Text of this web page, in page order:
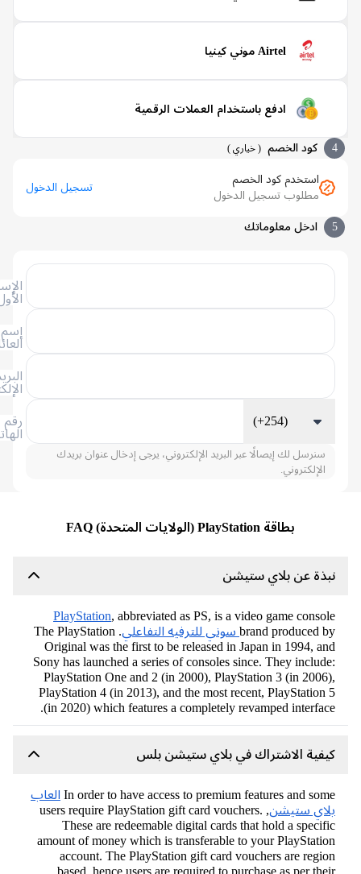
Airtel موني كينيا
ادفع باستخدام العملات الرقمية
كود الخصم (خياري )
استخدم كود الخصم
مطلوب تسجيل الدخول
تسجيل الدخول
ادخل معلوماتك
العائلة
الإلكتروني
الهاتف
(+254)
سنرسل لك إيصالًا عبر البريد الإلكتروني، يرجى إدخال عنوان بريدك
الإلكتروني.
بطاقة PlayStation (الولايات المتحدة) FAQ
عن بلاي ستيشن
PlayStation, abbreviated as PS, is a video game
brand produced سوني للترفيه التفاعلي . The PlayStation
Original was the first to be released in Japan in 1994,
Sony has launched a series of consoles since. They
PlayStation One and 2 (in 2000), PlayStation 3 (in
PlayStation 4 (in 2013), and the most recent, PlayStation
(in 2020) which features a completely revamped
الاشتراك في بلاي ستيشن بلس
In order to have access to premium features and العاب
ستيشن , users require PlayStation gift card vouchers.
These are redeemable digital cards that hold a
amount of money which is transferable to your
account. The PlayStation gift card vouchers are
based, hence users are required to purchase as per